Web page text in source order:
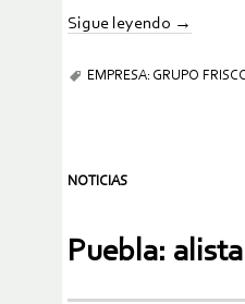
Sigue leyendo →
EMPRESA: GRUPO
NOTICIAS
Puebla: